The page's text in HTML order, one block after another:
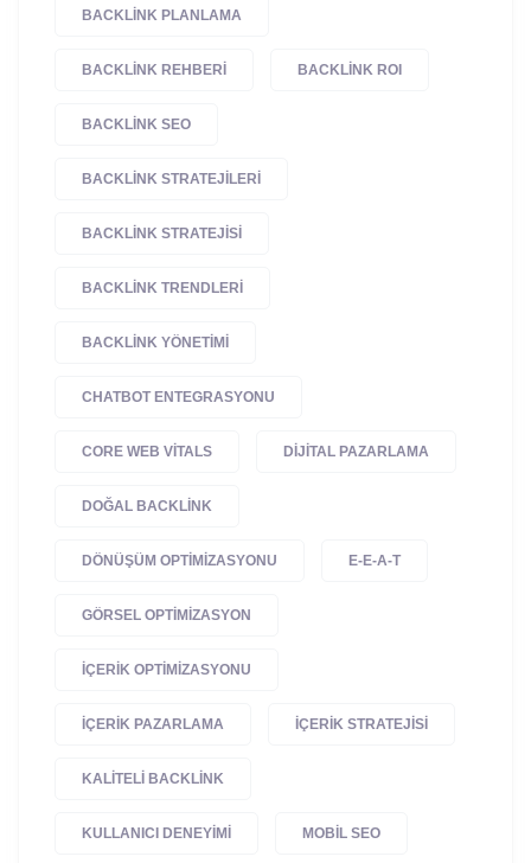
BACKLINK PLANLAMA
BACKLINK REHBERI BACKLINK ROI
BACKLINK SEO
BACKLINK STRATEJILERI
BACKLINK STRATEJISI
BACKLINK TRENDLERI
BACKLINK YÖNETIMI
CHATBOT ENTEGRASYONU
CORE WEB VITALS DIJITAL PAZARLAMA
DOĞAL BACKLINK
DÖNÜŞÜM OPTIMIZASYONU E-E-A-T
GÖRSEL OPTIMIZASYON
IÇERIK OPTIMIZASYONU
IÇERIK PAZARLAMA IÇERIK STRATEJISI
KALITELI BACKLINK
KULLANICI DENEYIMI MOBIL SEO